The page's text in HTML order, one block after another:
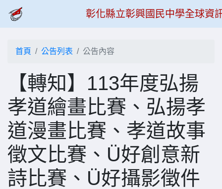
彰化縣立彰興國民中學全球資
首頁 公告列表 公告內容
【轉知】113年度弘揚
孝道繪畫比賽、弘揚孝
道漫畫比賽、孝道故事
徵文比賽、Ü好創意新
詩比賽、Ü好攝影徵件